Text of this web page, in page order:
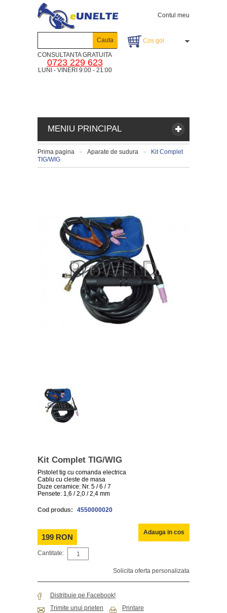
Contul meu
Cos gol
MENIU PRINCIPAL
CONSULTANTA GRATUITA
0723 229 623
LUNI - VINERI 9:00 - 21:00
Cauta
Prima pagina Aparate de sudura
Kit Complet
TIG/WIG
Kit Complet TIG/WIG
Pistolet tig cu comanda electrica
Cablu cu cleste de masa
Duze ceramice: Nr. 5 / 6 / 7
Pensete: 1,6 / 2,0 / 2,4 mm
Cod produs: 4550000020
199 RON
Adauga in cos
Cantitate:
Solicita oferta personalizata
Distribuie pe Facebook!
Trimite unui prieten
Printare